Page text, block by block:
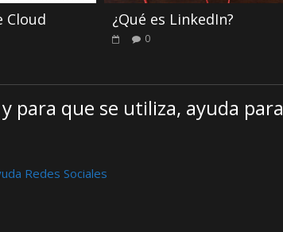
Cloud
¿Qué es LinkedIn?
0
y para que se utiliza, ayuda para
Redes Sociales